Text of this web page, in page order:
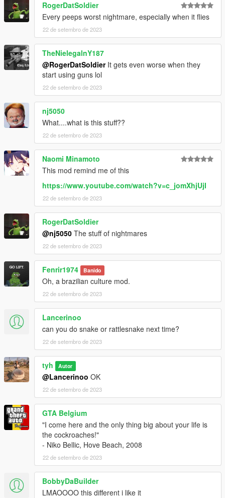
RogerDatSoldier
Every peeps worst nightmare, especially when it flies
22 de setembro de 2023
TheNielegalnY187
@RogerDatSoldierIt gets even worse when they
start using guns lol
22 de setembro de 2023
nj5050
What....what is this stuff??
22 de setembro de 2023
Naomi Minamoto
This mod remind me of this
https://www.youtube.com/watch?v=c_jomXhjUjI
22 de setembro de 2023
RogerDatSoldier
@nj5050 The stuff of nightmares
22 de setembro de 2023
Fenrir1974 Banido
Oh, a brazilian culture mod.
22 de setembro de 2023
Lancerinoo
can you do snake or rattlesnake next time?
22 de setembro de 2023
tyh Autor
@Lancerinoo OK
22 de setembro de 2023
GTA Belgium
"I come here and the only thing big about your life is
the cockroaches!"
- Niko Bellic, Hove Beach, 2008
22 de setembro de 2023
BobbyDaBuilder
LMAOOOO this different i like it